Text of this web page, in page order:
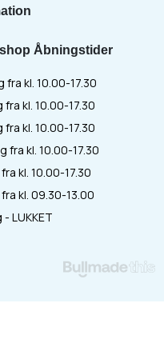
Åbningstider
fra kl. 10.00-17.30
kl. 10.00-17.30
fra kl. 10.00-17.30
fra kl. 10.00-17.30
kl. 10.00-17.30
kl. 09.30-13.00
LUKKET